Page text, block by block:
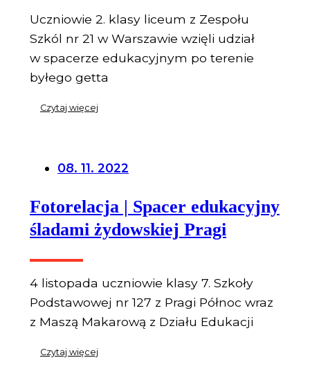
Uczniowie 2. klasy liceum z Zespołu
Szkól nr 21 w Warszawie wzięli udział
w spacerze edukacyjnym po terenie
byłego getta
Czytaj więcej
08. 11. 2022
Fotorelacja | Spacer edukacyjny
śladami żydowskiej Pragi
4 listopada uczniowie klasy 7. Szkoły
Podstawowej nr 127 z Pragi Północ wraz
z Maszą Makarową z Działu Edukacji
Czytaj więcej